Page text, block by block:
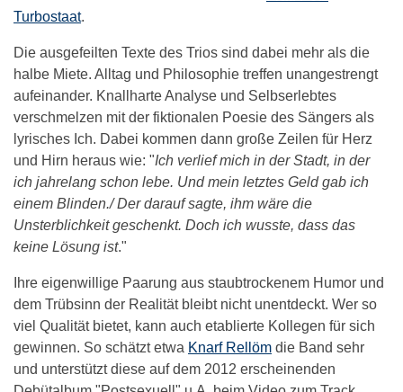
Turbostaat.
Die ausgefeilten Texte des Trios sind dabei mehr als die
halbe Miete. Alltag und Philosophie treffen unangestrengt
aufeinander. Knallharte Analyse und Selbserlebtes
verschmelzen mit der fiktionalen Poesie des Sängers als
lyrisches Ich. Dabei kommen dann große Zeilen für Herz
und Hirn heraus wie: "Ich verlief mich in der Stadt, in der
ich jahrelang schon lebe. Und mein letztes Geld gab ich
einem Blinden./ Der darauf sagte, ihm wäre die
Unsterblichkeit geschenkt. Doch ich wusste, dass das
keine Lösung ist."
Ihre eigenwillige Paarung aus staubtrockenem Humor und
dem Trübsinn der Realität bleibt nicht unentdeckt. Wer so
viel Qualität bietet, kann auch etablierte Kollegen für sich
gewinnen. So schätzt etwa Knarf Rellöm die Band sehr
und unterstützt diese auf dem 2012 erscheinenden